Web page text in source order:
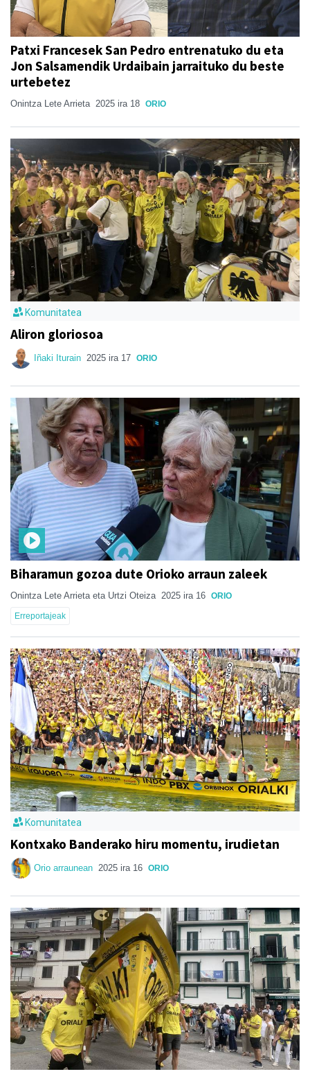
Patxi Francesek San Pedro entrenatuko du eta
Jon Salsamendik Urdaibain jarraituko du beste
urtebetez
Onintza Lete Arrieta 2025 ira 18 ORIO
Komunitatea
Aliron gloriosoa
Iñaki Iturain 2025 ira 17 ORIO
Biharamun gozoa dute Orioko arraun zaleek
Onintza Lete Arrieta eta Urtzi Oteiza 2025 ira 16 ORIO
Erreportajeak
Komunitatea
Kontxako Banderako hiru momentu, irudietan
Orio arraunean 2025 ira 16 ORIO